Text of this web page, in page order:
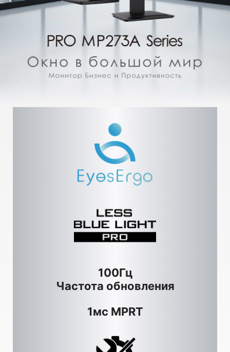
100Гц
Частота обновления
1мс MPRT